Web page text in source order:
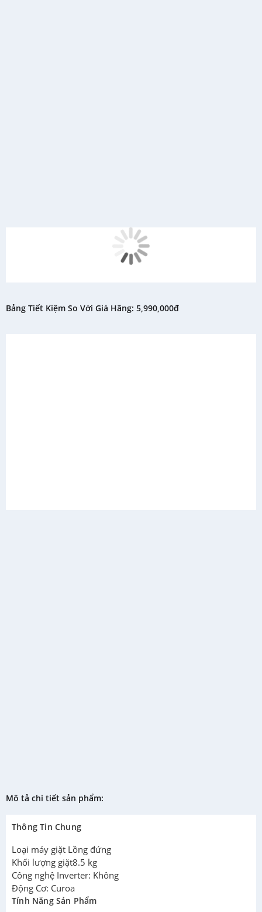
Bảng Tiết Kiệm So Với Giá Hãng: 5,990,000đ
Mô tả chi tiết sản phẩm:
Thông Tin Chung
Loại máy giặt Lồng đứng
Khối lượng giặt8.5 kg
Công nghệ Inverter: Không
Động Cơ: Curoa
Tính Năng Sản Phẩm